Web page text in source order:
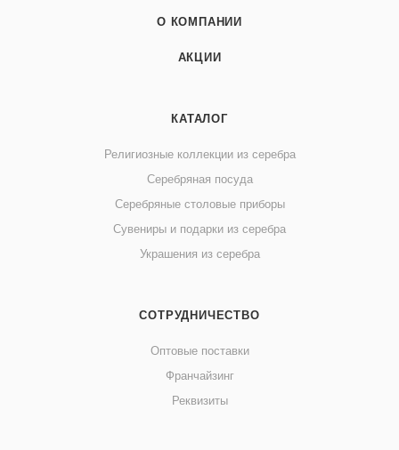
О КОМПАНИИ
АКЦИИ
КАТАЛОГ
Религиозные коллекции из серебра
Серебряная посуда
Серебряные столовые приборы
Сувениры и подарки из серебра
Украшения из серебра
СОТРУДНИЧЕСТВО
Оптовые поставки
Франчайзинг
Реквизиты